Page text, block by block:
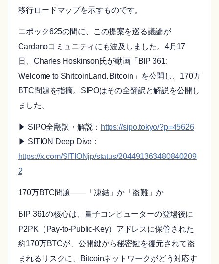
移行ロードマップを示すものです。
エポック625の間に、この提案を巡る議論が
Cardanoコミュニティにも波及しました。4月17
日、Charles Hoskinson氏が動画「BIP 361:
Welcome to ShitcoinLand, Bitcoin」を公開し、170万
BTC問題を指摘。SIPOはその全翻訳と解説を公開し
ました。
▶ SIPO全翻訳・解説： https://sipo.tokyo/?p=45626
▶ SITION Deep Dive：
https://x.com/SITIONjp/status/204491363480840209
2
170万BTC問題——「凍結」か「盗難」か
BIP 361の核心は、量子コンピューターの登場後に
P2PK（Pay-to-Public-Key）アドレスに保管された
約170万BTCが、公開鍵から秘密鍵を復元されて盗
まれるリスクに、Bitcoinネットワークがどう対応す